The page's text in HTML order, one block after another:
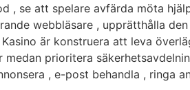
​​, se att spelare avfärda möta
webbläsare , upprätthålla
är konstruera att leva
medan prioritera
, e-post behandla , ringa